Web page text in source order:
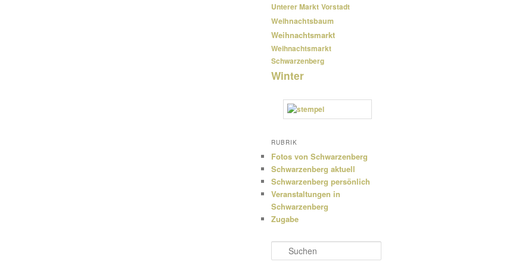
Unterer Markt Vorstadt
Weihnachtsbaum
Weihnachtsmarkt
Weihnachtsmarkt
Schwarzenberg
Winter
RUBRIK
Fotos von Schwarzenberg
Schwarzenberg aktuell
Schwarzenberg persönlich
Veranstaltungen in
Schwarzenberg
Zugabe
u